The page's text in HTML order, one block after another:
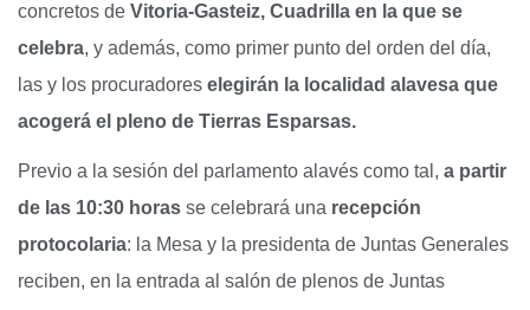
concretos de Vitoria-Gasteiz, Cuadrilla en la que se
celebra, y además, como primer punto del orden del día,
las y los procuradores elegirán la localidad alavesa que
acogerá el pleno de Tierras Esparsas.
Previo a la sesión del parlamento alavés como tal, a partir
de las 10:30 horas se celebrará una recepción
protocolaria: la Mesa y la presidenta de Juntas Generales
reciben, en la entrada al salón de plenos de Juntas